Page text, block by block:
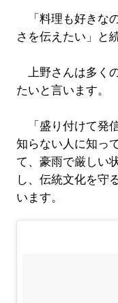
「料理も好きな
さを伝えたい」と
上野さんは多く
たいと言います。
「盛り付けて発
知らない人に知っ
て、豪雨で厳しい
し、伝統文化を守
います。